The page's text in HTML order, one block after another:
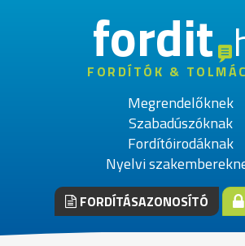
fordit
FORDÍTÓK &
Megrendelőknek
Szabadúszóknak
Fordítóirodáknak
Nyelvi
FORDÍTÁSAZONOSÍTÓ